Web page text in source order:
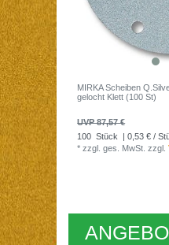
MIRKA Scheiben
gelocht Klett (100 St)
UVP 87,57 €
100 Stück
| 0,53 € /
*zzgl. ges. MwSt. zzgl.